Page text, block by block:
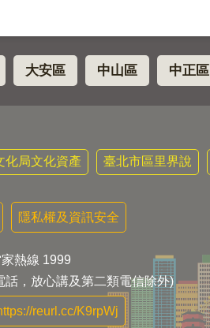
大安區 中山區 中正區
化局文化資產 臺北市區里界說
隱私權及資訊安全
熱線 1999
話，放心講及第二類電信除外)
reurl.cc/K9rpWj